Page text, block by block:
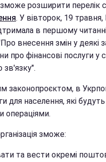
розширити перелік
. У вівторок, 19
в першому
внесення змін у деякі
про фінансові послуги у
законопроєктом, в
для населення, які
операціями.
зможе:
та вести окремі